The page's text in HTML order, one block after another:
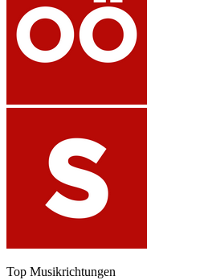
Top Musikrichtungen